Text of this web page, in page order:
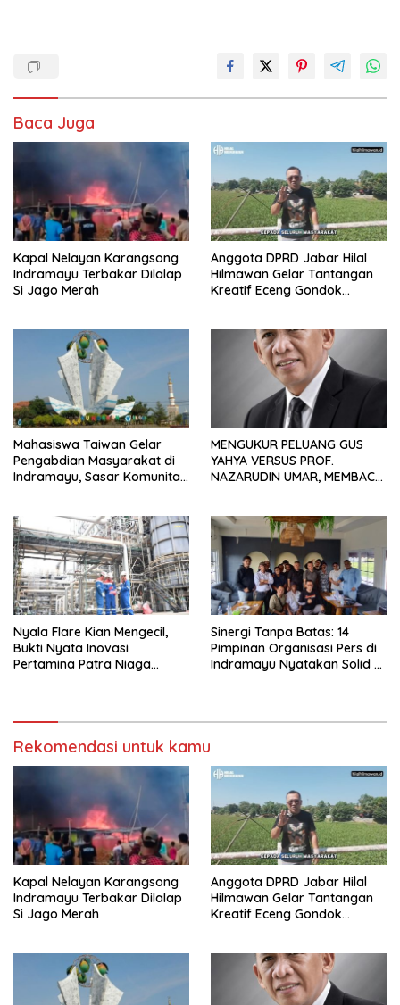
Baca Juga
Kapal Nelayan Karangsong
Indramayu Terbakar Dilalap
Si Jago Merah
Anggota DPRD Jabar Hilal
Hilmawan Gelar Tantangan
Kreatif Eceng Gondok
Mahasiswa Taiwan Gelar
Pengabdian Masyarakat di
Indramayu, Sasar Komunitas
MENGUKUR PELUANG GUS
YAHYA VERSUS PROF.
NAZARUDIN UMAR, MEMBACA
Nyala Flare Kian Mengecil,
Bukti Nyata Inovasi
Pertamina Patra Niaga
Sinergi Tanpa Batas: 14
Pimpinan Organisasi Pers di
Indramayu Nyatakan Solid di
Rekomendasi untuk kamu
Kapal Nelayan Karangsong
Indramayu Terbakar Dilalap
Si Jago Merah
Anggota DPRD Jabar Hilal
Hilmawan Gelar Tantangan
Kreatif Eceng Gondok